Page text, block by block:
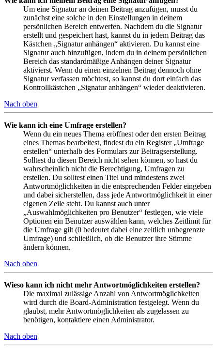
Um eine Signatur an deinen Beitrag anzufügen, musst du
zunächst eine solche in den Einstellungen in deinem
persönlichen Bereich entwerfen. Nachdem du die Signatur
erstellt und gespeichert hast, kannst du in jedem Beitrag das
Kästchen „Signatur anhängen“ aktivieren. Du kannst eine
Signatur auch hinzufügen, indem du in deinem persönlichen
Bereich das standardmäßige Anhängen deiner Signatur
aktivierst. Wenn du einen einzelnen Beitrag dennoch ohne
Signatur verfassen möchtest, so kannst du dort einfach das
Kontrollkästchen „Signatur anhängen“ wieder deaktivieren.
Nach oben
Wie kann ich eine Umfrage erstellen?
Wenn du ein neues Thema eröffnest oder den ersten Beitrag
eines Themas bearbeitest, findest du ein Register „Umfrage
erstellen“ unterhalb des Formulars zur Beitragserstellung.
Solltest du diesen Bereich nicht sehen können, so hast du
wahrscheinlich nicht die Berechtigung, Umfragen zu
erstellen. Du solltest einen Titel und mindestens zwei
Antwortmöglichkeiten in die entsprechenden Felder eingeben
und dabei sicherstellen, dass jede Antwortmöglichkeit in einer
eigenen Zeile steht. Du kannst auch unter
„Auswahlmöglichkeiten pro Benutzer“ festlegen, wie viele
Optionen ein Benutzer auswählen kann, welches Zeitlimit für
die Umfrage gilt (0 bedeutet dabei eine zeitlich unbegrenzte
Umfrage) und schließlich, ob die Benutzer ihre Stimme
ändern können.
Nach oben
Wieso kann ich nicht mehr Antwortmöglichkeiten erstellen?
Die maximal zulässige Anzahl von Antwortmöglichkeiten
wird durch die Board-Administration festgelegt. Wenn du
glaubst, mehr Antwortmöglichkeiten als zugelassen zu
benötigen, kontaktiere einen Administrator.
Nach oben